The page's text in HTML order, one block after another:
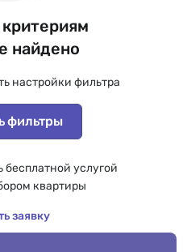
найдено
настройки фильтра
фильтры
бесплатной услугой
квартиры
заявку